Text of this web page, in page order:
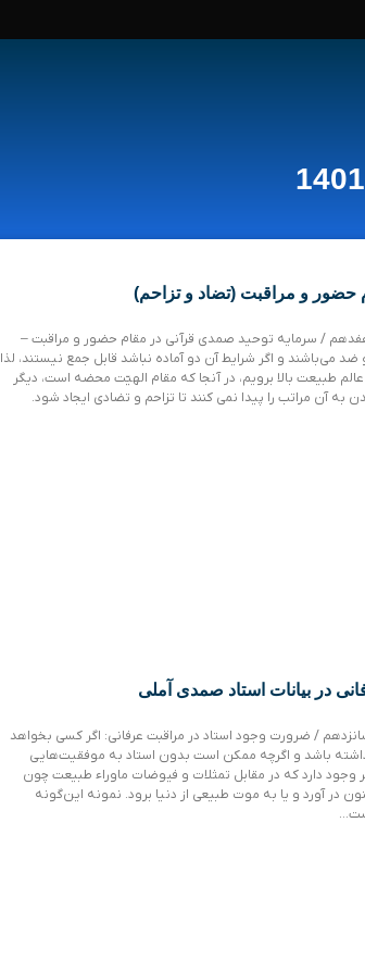
حضور و مراقبت (تضاد و تزاحم)
/ سرمایه توحید صمدی قرآنی در مقام حضور و مراقبت –
می‌باشند و اگر شرایط آن دو آماده نباشد قابل جمع نیستند، لذا
طبیعت بالا برویم، در آنجا که مقام الهیّت محضه است، دیگر
به آن مراتب را پیدا نمی کنند تا تزاحم و تضادی ایجاد شود.
در بیانات استاد صمدی آملی
/ ضرورت وجود استاد در مراقبت عرفانی: اگر کسی بخواهد
داشته باشد و اگرچه ممکن است بدون استاد به موفقیت‌هایی
وجود دارد که در مقابل تمثلات و فیوضات ماوراء طبیعت چون
در آورد و یا به موت طبیعی از دنیا برود. نمونه این‌گونه